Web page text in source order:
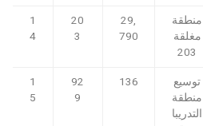
منطقة
مغلقة
203
29,
790
20
3
1
4
توسيع
منطقة
التدريبا
136
92
9
1
5